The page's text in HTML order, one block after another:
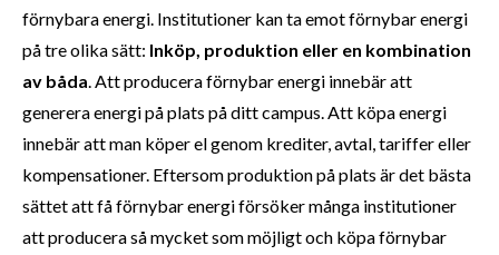
förnybara energi. Institutioner kan ta emot förnybar energi
på tre olika sätt: Inköp, produktion eller en kombination
av båda. Att producera förnybar energi innebär att
generera energi på plats på ditt campus. Att köpa energi
innebär att man köper el genom krediter, avtal, tariffer eller
kompensationer. Eftersom produktion på plats är det bästa
sättet att få förnybar energi försöker många institutioner
att producera så mycket som möjligt och köpa förnybar